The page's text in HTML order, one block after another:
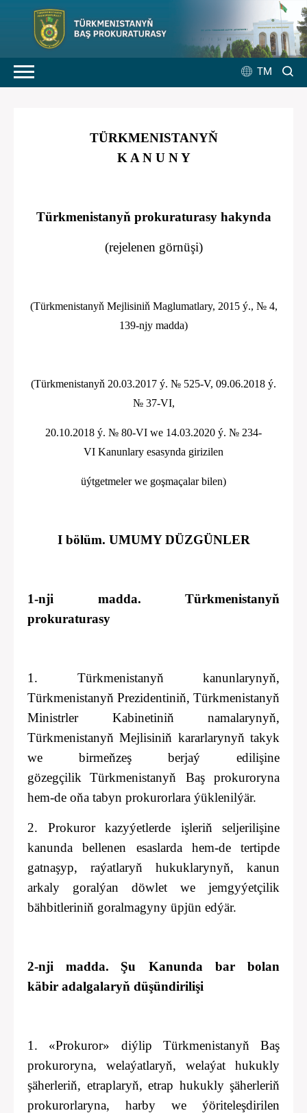
TM
TÜRKMENISTANYŇ
K A N U N Y
Türkmenistanyň prokuraturasy hakynda
(rejelenen görnüşi)
(Türkmenistanyň Mejlisiniň Maglumatlary, 2015 ý., № 4,
139-njy madda)
(Türkmenistanyň 20.03.2017 ý. № 525-V, 09.06.2018 ý.
№ 37-VI,
20.10.2018 ý. № 80-VI we 14.03.2020 ý. № 234-
VI Kanunlary esasynda girizilen
üýtgetmeler we goşmaçalar bilen)
I bölüm. UMUMY DÜZGÜNLER
1-nji madda. Türkmenistanyň
prokuraturasy
1. Türkmenistanyň kanunlarynyň,
Türkmenistanyň Prezidentiniň, Türkmenistanyň
Ministrler Kabinetiniň namalarynyň,
Türkmenistanyň Mejlisiniň kararlarynyň takyk
we birmeňzeş berjaý edilişine
gözegçilik
Türkmenistanyň Baş prokuroryna
hem-de oňa tabyn prokurorlara ýüklenilýär.
2.
Prokuror kazyýetlerde işleriň seljerilişine
kanunda bellenen esaslarda hem-de tertipde
gatnaşyp, raýatlaryň hukuklarynyň, kanun
arkaly goralýan döwlet we jemgyýetçilik
bähbitleriniň goralmagyny üpjün edýär.
2-nji madda.
Şu Kanunda bar bolan
käbir adalgalaryň düşündirilişi
1. «Prokuror» diýlip Türkmenistanyň Baş
prokuroryna, welaýatlaryň, welaýat hukukly
şäherleriň, etraplaryň, etrap hukukly şäherleriň
prokurorlaryna, harby we ýöriteleşdirilen